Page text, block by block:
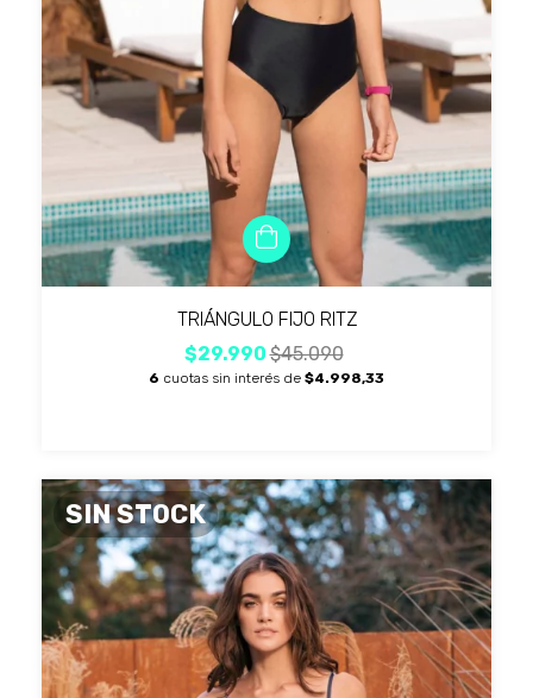
TRIÁNGULO FIJO RITZ
$29.990$45.090
6 cuotas sin interés de $4.998,33
SIN STOCK